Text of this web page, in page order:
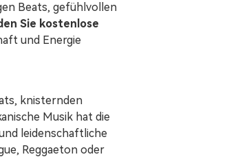
Beats, gefühlvollen
Sie kostenlose
und Energie
knisternden
Musik hat die
leidenschaftliche
Reggaeton oder